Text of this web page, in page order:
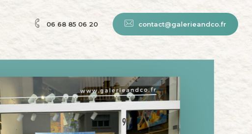
06 68 85 06 20 contact@galerieandco.fr